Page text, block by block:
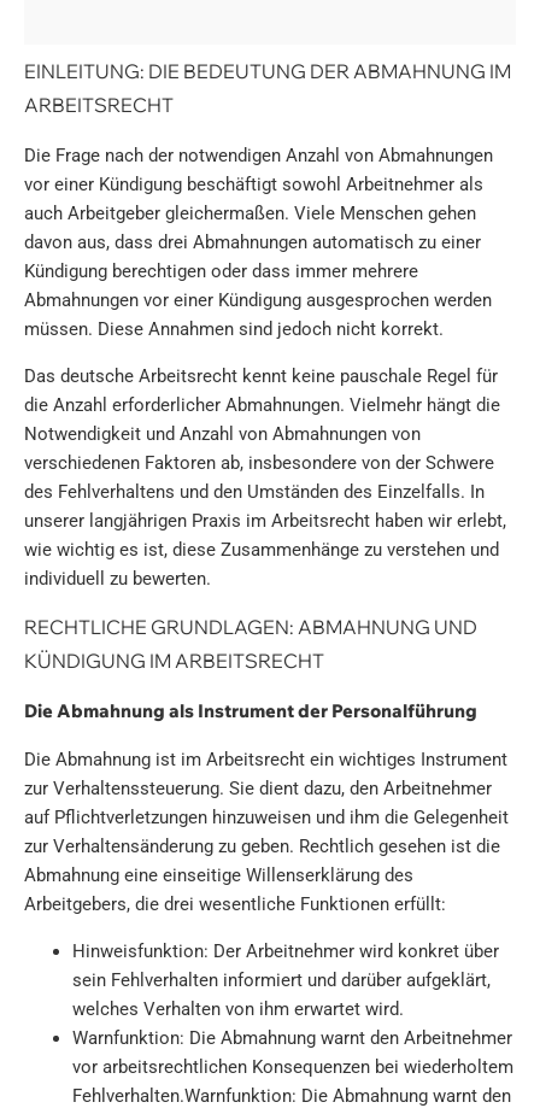
EINLEITUNG: DIE BEDEUTUNG DER ABMAHNUNG IM
ARBEITSRECHT
Die Frage nach der notwendigen Anzahl von Abmahnungen
vor einer Kündigung beschäftigt sowohl Arbeitnehmer als
auch Arbeitgeber gleichermaßen. Viele Menschen gehen
davon aus, dass drei Abmahnungen automatisch zu einer
Kündigung berechtigen oder dass immer mehrere
Abmahnungen vor einer Kündigung ausgesprochen werden
müssen. Diese Annahmen sind jedoch nicht korrekt.
Das deutsche Arbeitsrecht kennt keine pauschale Regel für
die Anzahl erforderlicher Abmahnungen. Vielmehr hängt die
Notwendigkeit und Anzahl von Abmahnungen von
verschiedenen Faktoren ab, insbesondere von der Schwere
des Fehlverhaltens und den Umständen des Einzelfalls. In
unserer langjährigen Praxis im Arbeitsrecht haben wir erlebt,
wie wichtig es ist, diese Zusammenhänge zu verstehen und
individuell zu bewerten.
RECHTLICHE GRUNDLAGEN: ABMAHNUNG UND
KÜNDIGUNG IM ARBEITSRECHT
Die Abmahnung als Instrument der Personalführung
Die Abmahnung ist im Arbeitsrecht ein wichtiges Instrument
zur Verhaltenssteuerung. Sie dient dazu, den Arbeitnehmer
auf Pflichtverletzungen hinzuweisen und ihm die Gelegenheit
zur Verhaltensänderung zu geben. Rechtlich gesehen ist die
Abmahnung eine einseitige Willenserklärung des
Arbeitgebers, die drei wesentliche Funktionen erfüllt:
Hinweisfunktion: Der Arbeitnehmer wird konkret über
sein Fehlverhalten informiert und darüber aufgeklärt,
welches Verhalten von ihm erwartet wird.
Warnfunktion: Die Abmahnung warnt den Arbeitnehmer
vor arbeitsrechtlichen Konsequenzen bei wiederholtem
Fehlverhalten.Warnfunktion: Die Abmahnung warnt den